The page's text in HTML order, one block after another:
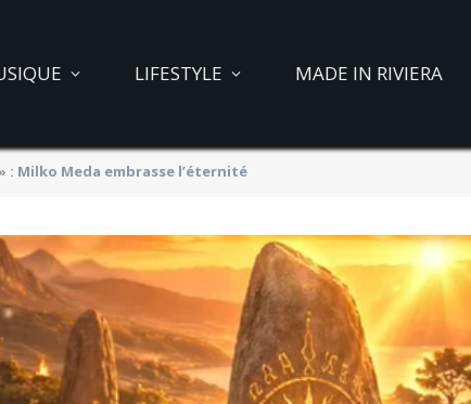
LIFESTYLE MADE IN RIVIERA
: Milko Meda embrasse l’éternité